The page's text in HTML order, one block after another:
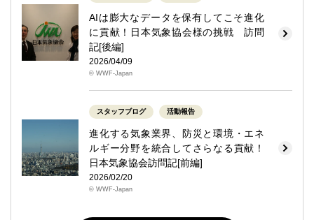
AIは膨大なデータを保有してこそ進化
に貢献！日本気象協会様の挑戦 訪問
記[後編]
2026/04/09
© WWF-Japan
スタッフブログ 活動報告
進化する気象業界、防災と環境・エネ
ルギー分野を統合してさらなる貢献！
日本気象協会訪問記[前編]
2026/02/20
© WWF-Japan